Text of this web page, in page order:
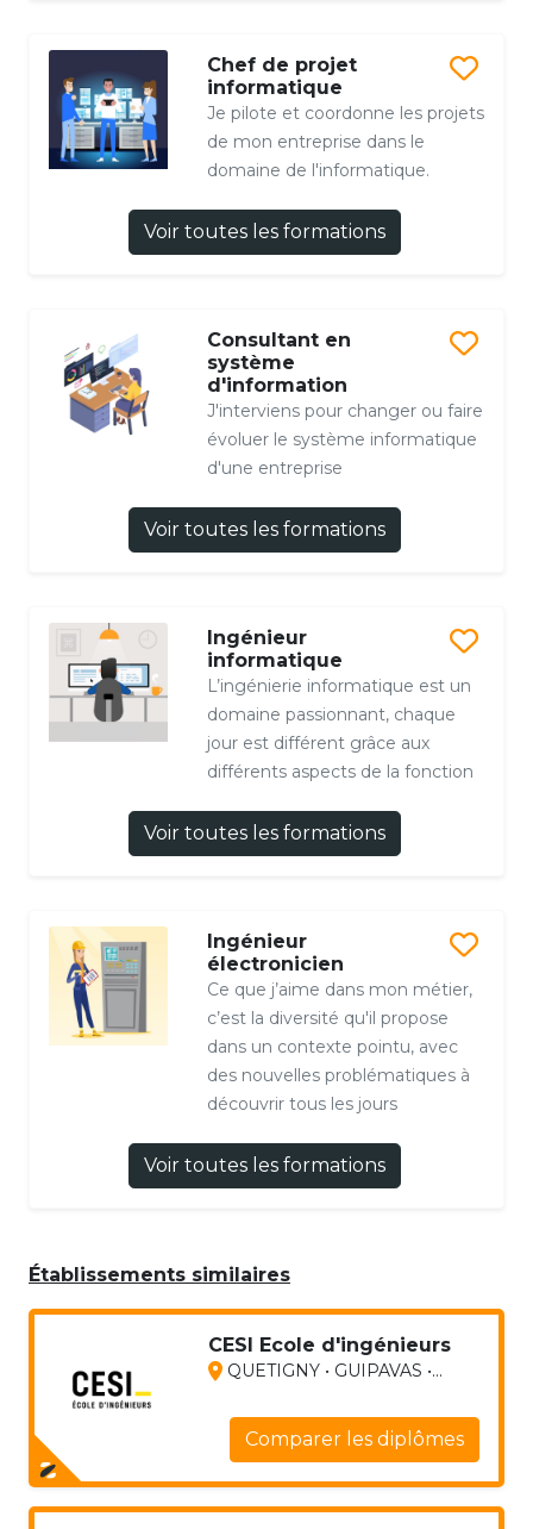
Chef de projet
informatique
Je pilote et coordonne les projets
de mon entreprise dans le
domaine de l'informatique.
Voir toutes les formations
Consultant en
système
d'information
J'interviens pour changer ou faire
évoluer le système informatique
d'une entreprise
Voir toutes les formations
Ingénieur
informatique
L’ingénierie informatique est un
domaine passionnant, chaque
jour est différent grâce aux
différents aspects de la fonction
Voir toutes les formations
Ingénieur
électronicien
Ce que j’aime dans mon métier,
c’est la diversité qu'il propose
dans un contexte pointu, avec
des nouvelles problématiques à
découvrir tous les jours
Voir toutes les formations
Établissements similaires
CESI Ecole d'ingénieurs
QUETIGNY • GUIPAVAS •...
Comparer les diplômes